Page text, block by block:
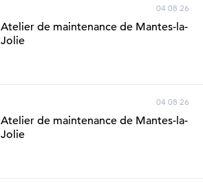
04 08 26
Atelier de maintenance de Mantes-la-
Jolie
04 08 26
Atelier de maintenance de Mantes-la-
Jolie